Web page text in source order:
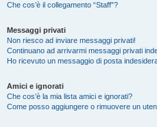
Che cos’è il collegamento “Staff”?
Messaggi privati
Non riesco ad inviare messaggi privati!
Continuano ad arrivarmi messaggi privati
Ho ricevuto un messaggio di posta
Amici e ignorati
Che cos’è la mia lista amici e ignorati?
Come posso aggiungere o rimuovere un